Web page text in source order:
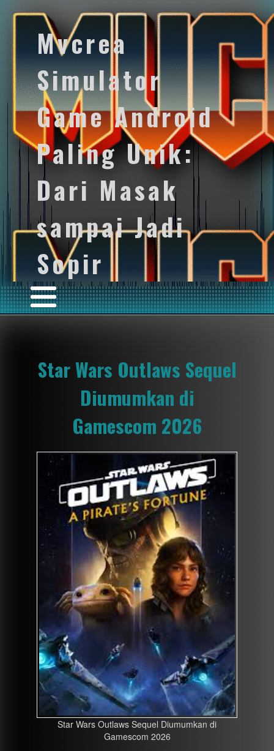
Mvcrea
Simulator
Game Android
Paling Unik:
Dari Masak
sampai Jadi
Sopir
Star Wars Outlaws Sequel
Diumumkan di
Gamescom 2026
Star Wars Outlaws Sequel Diumumkan di
Gamescom 2026